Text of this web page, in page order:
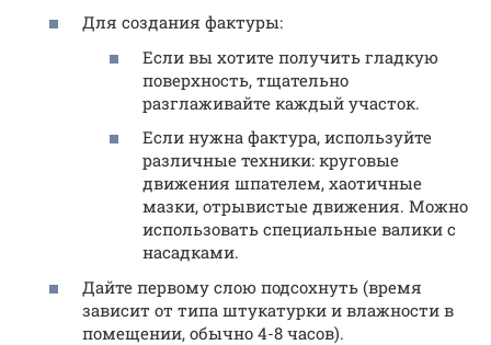
Для создания фактуры:
Если вы хотите получить гладкую
поверхность, тщательно
разглаживайте каждый участок.
Если нужна фактура, используйте
различные техники: круговые
движения шпателем, хаотичные
мазки, отрывистые движения. Можно
использовать специальные валики с
насадками.
Дайте первому слою подсохнуть (время
зависит от типа штукатурки и влажности в
помещении, обычно 4-8 часов).